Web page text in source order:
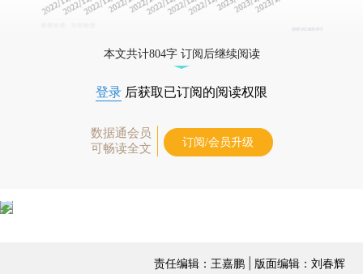
本文共计804字 订阅后继续阅读
登录 后获取已订阅的阅读权限
数据通会员
可畅读全文
订阅/会员升级
责任编辑：王嘉鹏 | 版面编辑：刘春辉